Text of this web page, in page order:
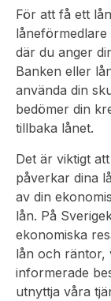
För att få ett
låneförmedlare
där du anger
Banken eller
använda din
bedömer din
tillbaka lånet.
Det är viktigt
påverkar dina
av din
lån. På
ekonomiska
lån och räntor,
informerade
utnyttja våra